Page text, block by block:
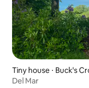
Tiny house ⋅ Buck's
Del Mar